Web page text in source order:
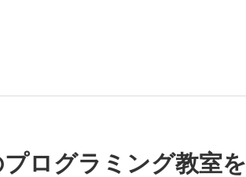
ログラミング教室を